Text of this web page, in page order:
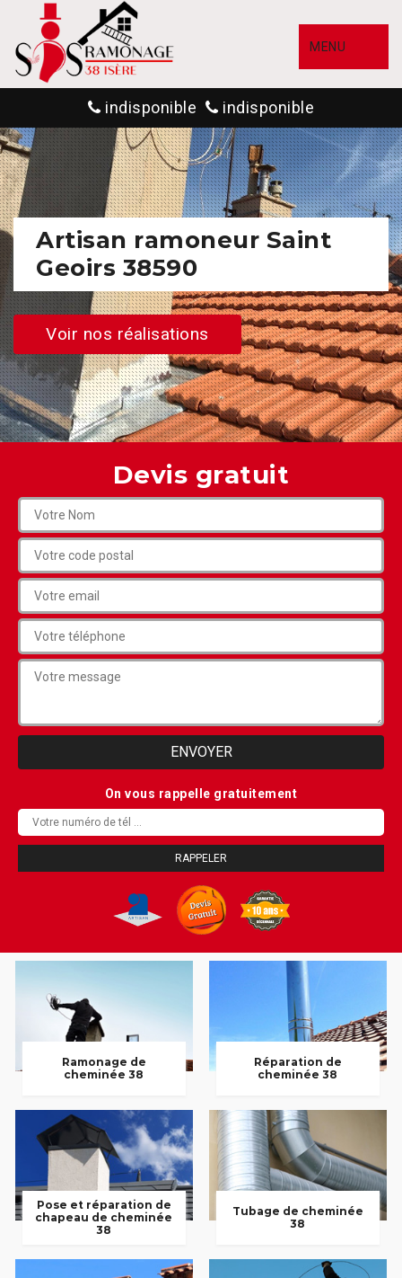
MENU
indisponible indisponible
Artisan ramoneur Saint
Geoirs 38590
Voir nos réalisations
Devis gratuit
On vous rappelle gratuitement
Ramonage de
cheminée 38
Réparation de
cheminée 38
Pose et réparation de
chapeau de cheminée
38
Tubage de cheminée
38